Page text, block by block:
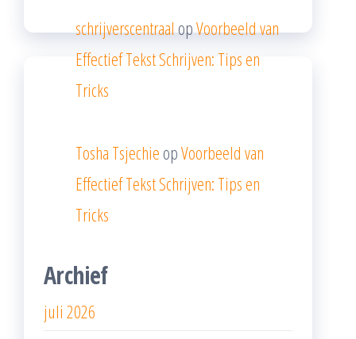
schrijverscentraalopVoorbeeld van
Effectief Tekst Schrijven: Tips en
Tricks
Tosha Tsjechie opVoorbeeld van
Effectief Tekst Schrijven: Tips en
Tricks
Archief
juli 2026